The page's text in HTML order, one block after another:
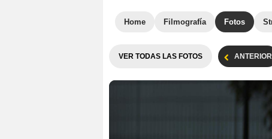
Home Filmografía Fotos
VER TODAS LAS FOTOS ANTERIOR